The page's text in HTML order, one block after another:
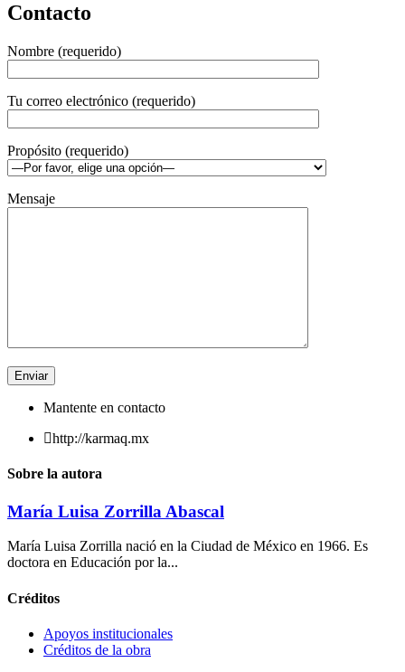
Contacto
Nombre (requerido)
Tu correo electrónico (requerido)
Propósito (requerido)
Mensaje
Mantente en contacto
http://karmaq.mx
Sobre la autora
María Luisa Zorrilla Abascal
María Luisa Zorrilla nació en la Ciudad de México en 1966. Es
doctora en Educación por la...
Créditos
Apoyos institucionales
Créditos de la obra